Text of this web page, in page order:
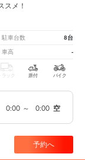
スメ！
駐車台数 8台
車高 -
トラック 原付 バイク
0:00 ～ 0:00 空
予約へ